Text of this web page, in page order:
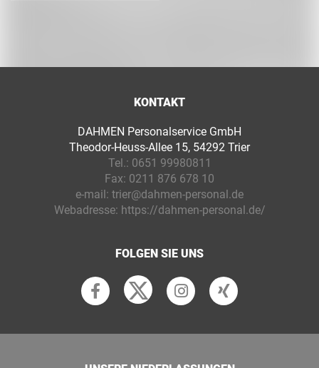
KONTAKT
DAHMEN Personalservice GmbH
Theodor-Heuss-Allee 15, 54292 Trier
Tel.: 0651 99980811
Fax: 0211 876 678 10
e-mail: trier@dahmen-personal.de
Webadresse: https://dahmen-personal.de/
FOLGEN SIE UNS